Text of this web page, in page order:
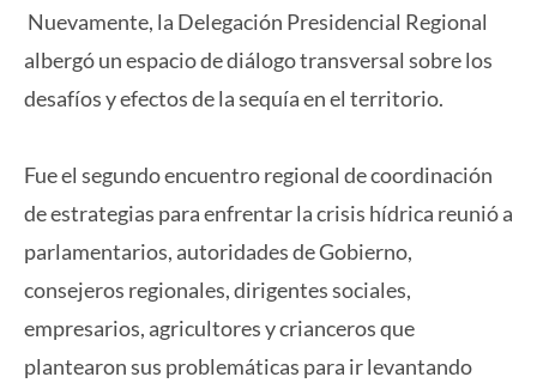
Nuevamente, la Delegación Presidencial Regional
albergó un espacio de diálogo transversal sobre los
desafíos y efectos de la sequía en el territorio.
Fue el segundo encuentro regional de coordinación
de estrategias para enfrentar la crisis hídrica reunió a
parlamentarios, autoridades de Gobierno,
consejeros regionales, dirigentes sociales,
empresarios, agricultores y crianceros que
plantearon sus problemáticas para ir levantando